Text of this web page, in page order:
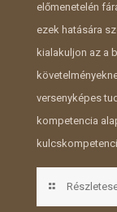
előmenetelén
ezek hatására
kialakuljon az a
versenyképes
kompetencia